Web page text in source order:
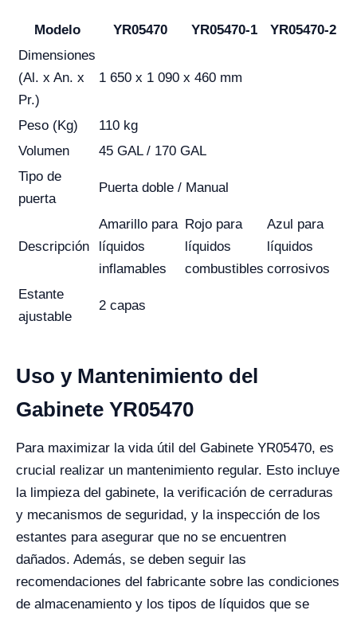
Modelo YR05470 YR05470-1
YR05470-2
Dimensiones
(Al. x An. x
Pr.)
1 650 x 1 090 x 460 mm
Peso (Kg)
110 kg
Volumen
45 GAL / 170 GAL
Tipo de
puerta
Puerta doble / Manual
Descripción
Amarillo para
líquidos
inflamables
Rojo para
líquidos
combustibles
Azul para
líquidos
corrosivos
Estante
ajustable
2 capas
Uso y Mantenimiento del
Gabinete YR05470
Para maximizar la vida útil del Gabinete YR05470, es
crucial realizar un mantenimiento regular. Esto incluye
la limpieza del gabinete, la verificación de cerraduras
y mecanismos de seguridad, y la inspección de los
estantes para asegurar que no se encuentren
dañados. Además, se deben seguir las
recomendaciones del fabricante sobre las condiciones
de almacenamiento y los tipos de líquidos que se